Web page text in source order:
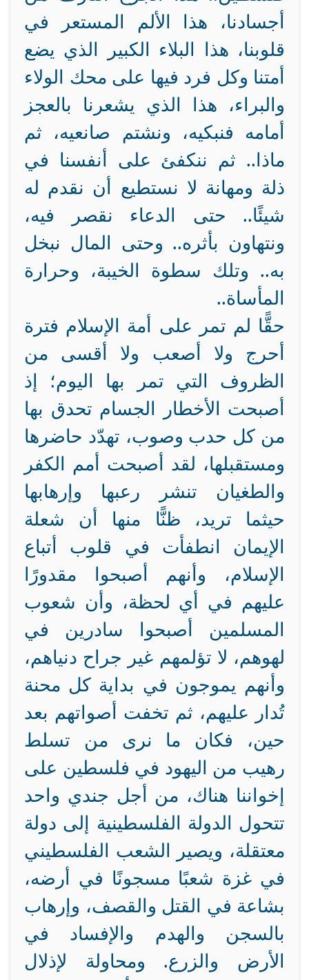
أجسادنا، هذا الألم المستعر في
قلوبنا، هذا البلاء الكبير الذي يضع
أمتنا وكل فرد فيها على محك الولاء
والبراء، هذا الذي يشعرنا بالعجز
أمامه فنبكيه، ونشتم صانعيه، ثم
ماذا.. ثم ننكفئ على أنفسنا في
ذلة ومهانة لا نستطيع أن نقدم له
شيئًا.. حتى الدعاء نقصر فيه،
ونتهاون بأثره.. وحتى المال نبخل
به.. وتلك سطوة الخيبة، وحرارة
المأساة..
حقًّا لم تمر على أمة الإسلام فترة
أحرج ولا أصعب ولا أقسى من
الظروف التي تمر بها اليوم؛ إذ
أصبحت الأخطار الجسام تحدق بها
من كل حدب وصوب، تهدّد حاضرها
ومستقبلها، لقد أصبحت أمم الكفر
والطغيان تنشر رعبها وإرهابها
حيثما تريد، ظنًّا منها أن شعلة
الإيمان انطفأت في قلوب أتباع
الإسلام، وأنهم أصبحوا مقدورًا
عليهم في أي لحظة، وأن شعوب
المسلمين أصبحوا سادرين في
لهوهم، لا تؤلمهم غير جراح دنياهم،
وأنهم يموجون في بداية كل محنة
تُدار عليهم، ثم تخفت أصواتهم بعد
حين، فكان ما نرى من تسلط
رهيب من اليهود في فلسطين على
إخواننا هناك، من أجل جندي واحد
تتحول الدولة الفلسطينية إلى دولة
معتقلة، ويصير الشعب الفلسطيني
في غزة شعبًا مسجونًا في أرضه،
بشاعة في القتل والقصف، وإرهاب
بالسجن والهدم والإفساد في
الأرض والزرع. ومحاولة لإذلال